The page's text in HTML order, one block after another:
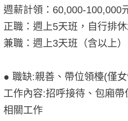
週薪計領：60,000-100,000
正職：週上5天班，自行排休
兼職：週上3天班（含以上）
● 職缺:親善、帶位領檯(僅
工作內容:招呼接待、包廂
相關工作